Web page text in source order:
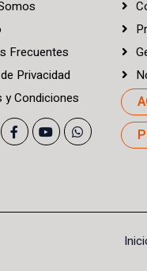
Frecuentes
de Privacidad
yCondiciones